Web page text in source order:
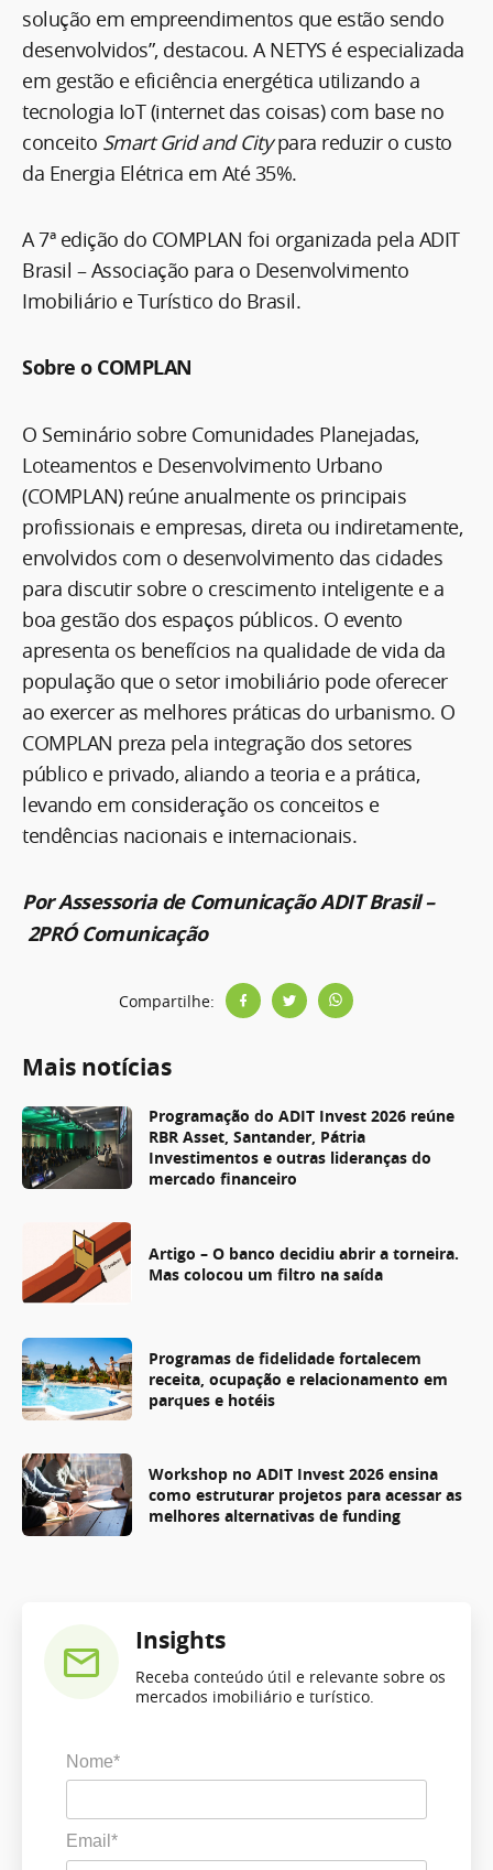
solução em empreendimentos que estão sendo
desenvolvidos”, destacou. A NETYS é especializada
em gestão e eficiência energética utilizando a
tecnologia IoT (internet das coisas) com base no
conceito Smart Grid and Citypara reduzir o custo
da Energia Elétrica em Até 35%.
A 7ª edição do COMPLAN foi organizada pela ADIT
Brasil – Associação para o Desenvolvimento
Imobiliário e Turístico do Brasil.
Sobre o COMPLAN
O Seminário sobre Comunidades Planejadas,
Loteamentos e Desenvolvimento Urbano
(COMPLAN) reúne anualmente os principais
profissionais e empresas, direta ou indiretamente,
envolvidos com o desenvolvimento das cidades
para discutir sobre o crescimento inteligente e a
boa gestão dos espaços públicos. O evento
apresenta os benefícios na qualidade de vida da
população que o setor imobiliário pode oferecer
ao exercer as melhores práticas do urbanismo. O
COMPLAN preza pela integração dos setores
público e privado, aliando a teoria e a prática,
levando em consideração os conceitos e
tendências nacionais e internacionais.
Por Assessoria de Comunicação ADIT Brasil –
2PRÓ Comunicação
Compartilhe:
Mais notícias
Programação do ADIT Invest 2026 reúne
RBR Asset, Santander, Pátria
Investimentos e outras lideranças do
mercado financeiro
Artigo – O banco decidiu abrir a torneira.
Mas colocou um filtro na saída
Programas de fidelidade fortalecem
receita, ocupação e relacionamento em
parques e hotéis
Workshop no ADIT Invest 2026 ensina
como estruturar projetos para acessar as
melhores alternativas de funding
Insights
Receba conteúdo útil e relevante sobre os
mercados imobiliário e turístico.
Nome*
Email*